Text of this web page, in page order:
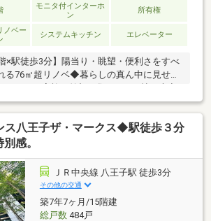
モニタ付インターホ
ン
所有権
ノベー
システムキッチン エレベーター
×駅徒歩3分】陽当り・眺望・便利さをすべ
る76㎡超リノベ◆暮らしの真ん中に見せた
徒歩2分・駅徒歩3分！ゆとりの76㎡超で
とりある子育てライフお家探しを始めてみ
れたらまずは、お気軽に東宝ハウス町田に
ませんか？何も決まっていなくて大丈夫ま
町田：0120-70-6012】まで
八王子ザ・マークス◆駅徒歩３分
感。
ＪＲ中央線 八王子駅 徒歩3分
その他の交通
築7年7ヶ月/15階建
総戸数484戸